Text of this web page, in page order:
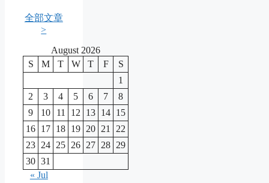
全部文章
>
August 2026
S
M T W T F
S
1
2
3 4 5 6 7
8
9
10 11 12 13 14 15
16 17 18 19 20 21
22
23 24 25 26 27 28 29
30 31
« Jul